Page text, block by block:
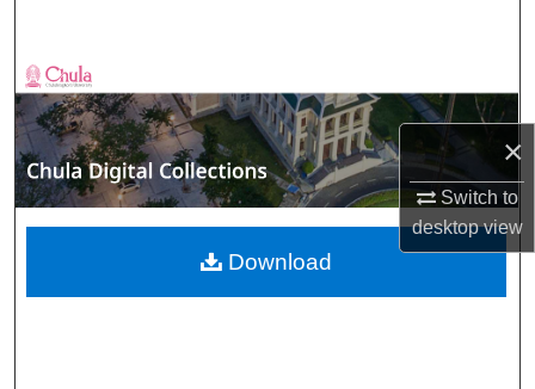
×
Switch to
desktopview
Browse Collections
My Account
About
Digital Commons Network™
Download